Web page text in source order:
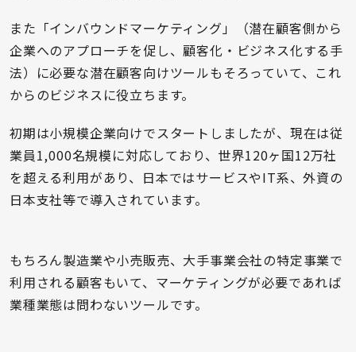
また「インバウンドマーケティング」（潜在顧客側から
企業へのアプローチを促し、顧客化・ビジネス化する手
法）に必要な潜在顧客向けツールもそろっていて、これ
からのビジネスに役立ちます。
初期は小規模企業向けでスタートしましたが、現在は従
業員1,000名規模に対応しており、世界120ヶ国12万社
を超える利用があり、日本ではサービスやIT系、外資の
日本支社等で導入されています。
もちろん製造業や小売販売、大手事業会社の特定事業で
利用される顧客もいて、マーケティングが必要であれば
業種業態は問わないツールです。